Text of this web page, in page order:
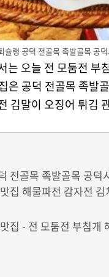
슐랭 공덕 전골목 족발골목 공
는 오늘 전 모둠전 부
은 공덕 전골목 족발
김말이 오징어 튀김
전골목 족발골목 공
집 해물파전 감자전
집 - 전 모둠전 부침개